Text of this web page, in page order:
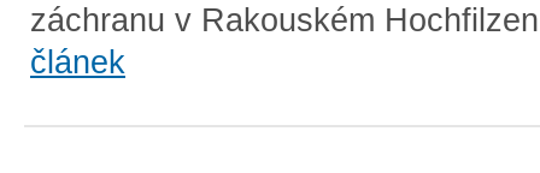
záchranu v Rakouském
článek